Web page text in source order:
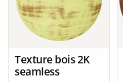
Texture bois 2K
seamless